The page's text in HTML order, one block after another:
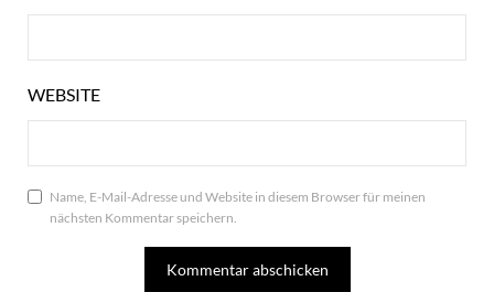
WEBSITE
Name, E-Mail-Adresse und Website in diesem Browser für meinen
nächsten Kommentar speichern.